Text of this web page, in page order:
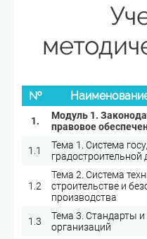
№
1.
Модуль 1.
правовое
1.1
Тема 1. Система
градостроительной
1.2
Тема 2. Система
строительстве и
производства
1.3
Тема 3. Стандарты
организаций